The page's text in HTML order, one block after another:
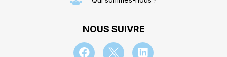
NOUS SUIVRE